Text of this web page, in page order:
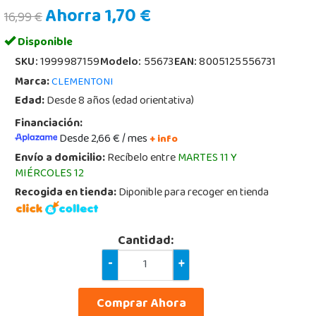
16,99 €Ahorra 1,70 €
Disponible
SKU:1999987159Modelo:55673EAN:8005125556731
Marca:CLEMENTONI
Edad:Desde 8 años (edad orientativa)
Financiación:
Desde 2,66 € / mes+ info
Envío a domicilio:Recíbelo entreMARTES 11 Y
MIÉRCOLES 12
Recogida en tienda:Diponible para recoger en tienda
Cantidad:
-
+
Comprar Ahora